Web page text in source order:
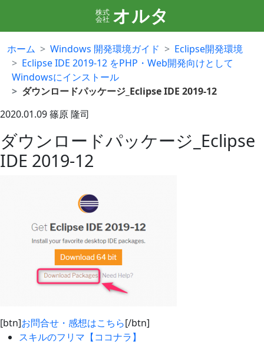
株式
会社 オルタ
ホーム Windows 開発環境ガイド
Eclipse開発環境
Eclipse IDE 2019-12 をPHP・Web開発向けとして
Windowsにインストール
ダウンロードパッケージ_Eclipse IDE 2019-12
2020.01.09篠原 隆司
ダウンロードパッケージ_Eclipse
IDE 2019-12
[btn]お問合せ・感想はこちら[/btn]
スキルのフリマ【ココナラ】